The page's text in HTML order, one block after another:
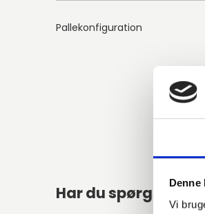
Denne
Vi
Pallekonfiguration
Har du spørgsmål?